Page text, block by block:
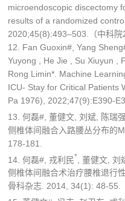
microendoscopic discectomy
results of a randomized
2020;45(8):493–503.（中科院
12. Fan Guoxin#, Yang
Yuyong , He Jie , Su Xiuyun ,
Rong Limin*. Machine
ICU- Stay for Critical Patients
Pa 1976), 2022;47(9):E390-
13. 何磊#, 董健文, 刘斌, 陈瑞
侧椎体间融合入路腰丛分布的
178-181.
14. 何磊#, 戎利民*
, 董健文,
侧椎体间融合术治疗腰椎退行
骨科杂志. 2014, 34(1): 48-55.